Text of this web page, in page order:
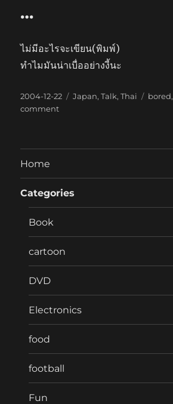
…
ไม่มีอะไรจะเขียน(พิมพ์)
ทำไมมันน่าเบื่ออย่างงี้นะ
Posted
on
2004-12-22 Categories
Japan,Talk,Thai Tags
bored,
commenton
Home
Categories
Book
cartoon
DVD
Electronics
food
football
Fun